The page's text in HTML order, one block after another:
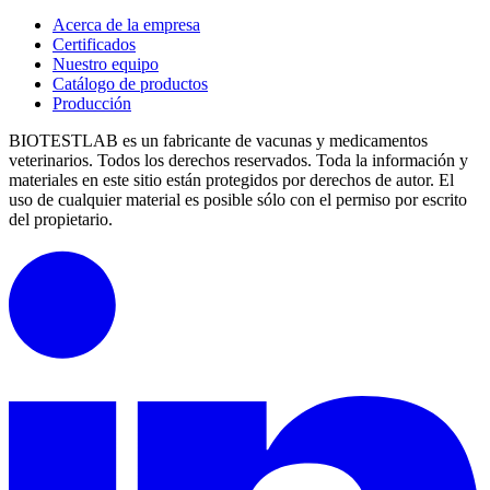
Acerca de la empresa
Certificados
Nuestro equipo
Catálogo de productos
Producción
BIOTESTLAB es un fabricante de vacunas y medicamentos
veterinarios. Todos los derechos reservados. Toda la información y
materiales en este sitio están protegidos por derechos de autor. El
uso de cualquier material es posible sólo con el permiso por escrito
del propietario.